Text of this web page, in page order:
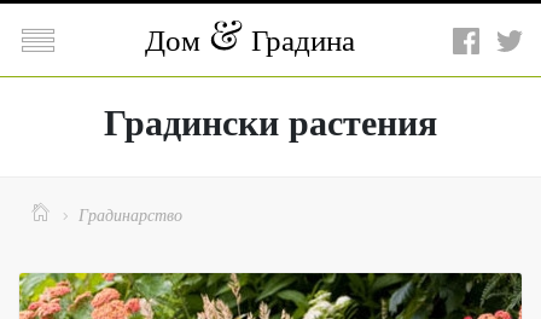
 Дом Градина
Градински растения
  Градинарство